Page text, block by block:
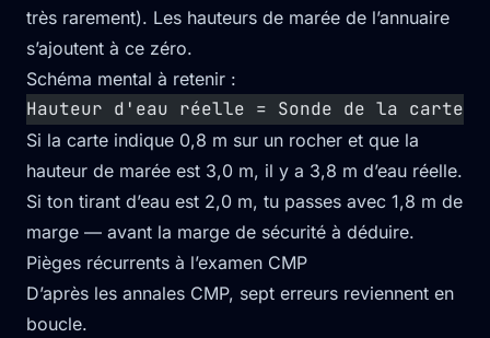
très rarement). Les hauteurs de marée de l’annuaire
s’ajoutent à ce zéro.
Schéma mental à retenir :
Hauteur d'eau réelle = Sonde de la carte +
Si la carte indique 0,8 m sur un rocher et que la
hauteur de marée est 3,0 m, il y a 3,8 m d’eau réelle.
Si ton tirant d’eau est 2,0 m, tu passes avec 1,8 m de
marge — avant la marge de sécurité à déduire.
Pièges récurrents à l’examen CMP
D’après les annales CMP, sept erreurs reviennent en
boucle.